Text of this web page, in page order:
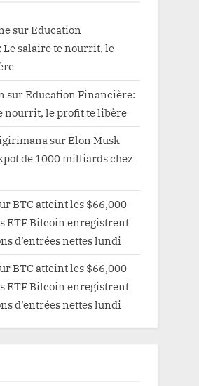
surEducation
salaire te nourrit, le
surEducation Financière:
nourrit, le profit te libère
surElon Musk
de 1000 milliards chez
BTC atteint les $66,000
ETF Bitcoin enregistrent
d’entrées nettes lundi
BTC atteint les $66,000
ETF Bitcoin enregistrent
d’entrées nettes lundi